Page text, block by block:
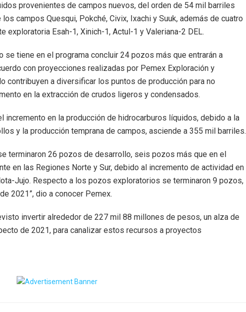
provenientes de campos nuevos, del orden de 54 mil barriles
campos Quesqui, Pokché, Civix, Ixachi y Suuk, además de cuatro
exploratoria Esah-1, Xinich-1, Actul-1 y Valeriana-2 DEL.
tiene en el programa concluir 24 pozos más que entrarán a
con proyecciones realizadas por Pemex Exploración y
contribuyen a diversificar los puntos de producción para no
en la extracción de crudos ligeros y condensados.
incremento en la producción de hidrocarburos líquidos, debido a la
y la producción temprana de campos, asciende a 355 mil barriles.
terminaron 26 pozos de desarrollo, seis pozos más que en el
en las Regiones Norte y Sur, debido al incremento de actividad en
Jujo. Respecto a los pozos exploratorios se terminaron 9 pozos,
2021”, dio a conocer Pemex.
invertir alrededor de 227 mil 88 millones de pesos, un alza de
de 2021, para canalizar estos recursos a proyectos